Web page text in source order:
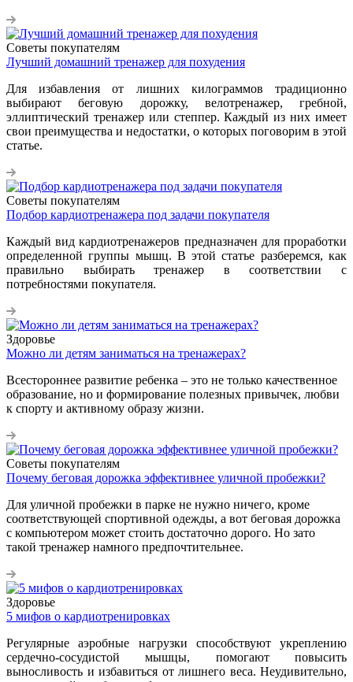
Советы покупателям
Лучший домашний тренажер для похудения
Для избавления от лишних килограммов традиционно
выбирают беговую дорожку, велотренажер, гребной,
эллиптический тренажер или степпер. Каждый из них имеет
свои преимущества и недостатки, о которых поговорим в этой
статье.
Советы покупателям
Подбор кардиотренажера под задачи покупателя
Каждый вид кардиотренажеров предназначен для проработки
определенной группы мышц. В этой статье разберемся, как
правильно выбирать тренажер в соответствии с
потребностями покупателя.
Здоровье
Можно ли детям заниматься на тренажерах?
Всестороннее развитие ребенка – это не только качественное
образование, но и формирование полезных привычек, любви
к спорту и активному образу жизни.
Советы покупателям
Почему беговая дорожка эффективнее уличной пробежки?
Для уличной пробежки в парке не нужно ничего, кроме
соответствующей спортивной одежды, а вот беговая дорожка
с компьютером может стоить достаточно дорого. Но зато
такой тренажер намного предпочтительнее.
Здоровье
5 мифов о кардиотренировках
Регулярные аэробные нагрузки способствуют укреплению
сердечно-сосудистой мышцы, помогают повысить
выносливость и избавиться от лишнего веса. Неудивительно,